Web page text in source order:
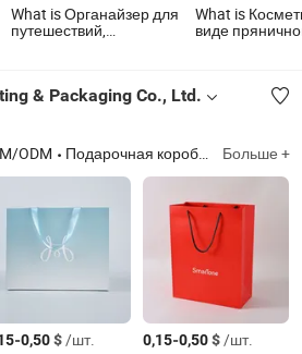
What is Органайзер для
путешествий,
What is
виде
туалетная
& Packaging Co., Ltd.
ODM Подарочная коробка, подарочный пакет, почтовая коробка, бумажные карточки, бумажная коробка Больше +
-0,50$/шт. 0,15-0,50$/шт.